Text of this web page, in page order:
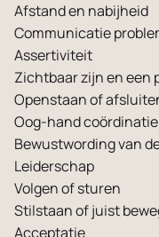
Afstand en nabijheid
Communicatie
Assertiviteit
Zichtbaar zijn en een
Openstaan of
Oog-hand coördinatie
Bewustwording van
Leiderschap
Volgen of sturen
Stilstaan of juist
Acceptatie